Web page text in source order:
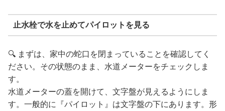
止水栓で水を止めてパイロットを見る
🔍 まずは、家中の蛇口を閉まっていることを確認してく
ださい。その状態のまま、水道メーターをチェックしま
す。
水道メーターの蓋を開けて、文字盤が見えるようにしま
す。一般的に『パイロット』は文字盤の下にあります。形